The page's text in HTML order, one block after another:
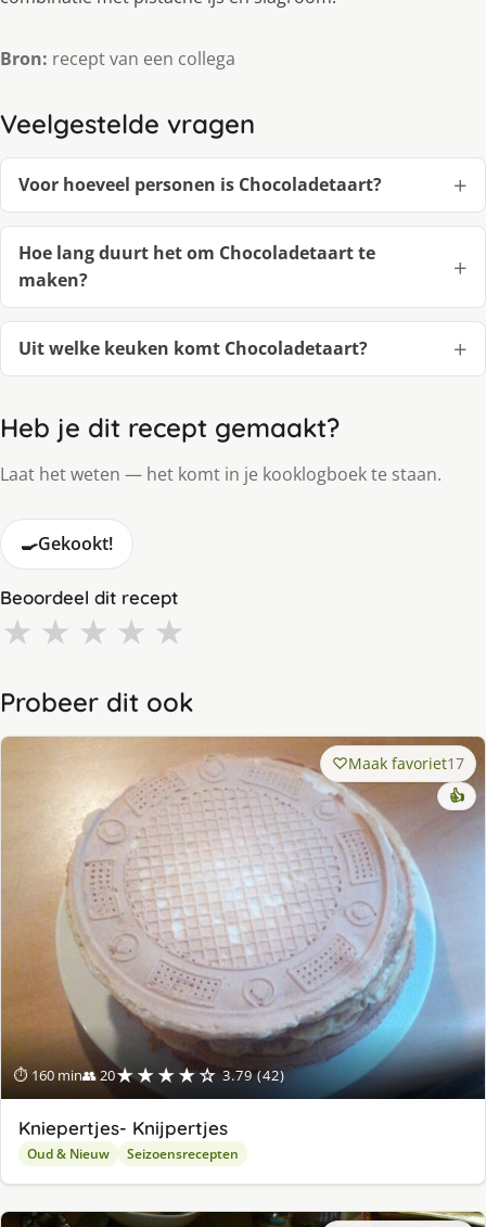
Bron: recept van een collega
Veelgestelde vragen
Voor hoeveel personen is Chocoladetaart?
Hoe lang duurt het om Chocoladetaart te
maken?
Uit welke keuken komt Chocoladetaart?
Heb je dit recept gemaakt?
Laat het weten — het komt in je kooklogboek te staan.
🍳Gekookt!
Beoordeel dit recept
★ ★ ★ ★ ★
Probeer dit ook
⏱ 160 min👥 20★★★★☆ 3.79 (42)
Maak favoriet17
👍
Kniepertjes- Knijpertjes
Oud & Nieuw Seizoensrecepten